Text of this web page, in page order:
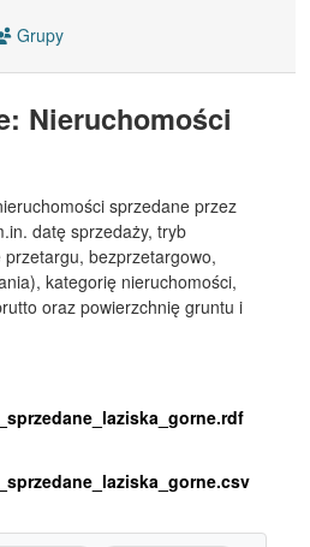
Grupy
Nieruchomości
sprzedane przez
datę sprzedaży, tryb
bezprzetargowo,
kategorię nieruchomości,
oraz powierzchnię gruntu i